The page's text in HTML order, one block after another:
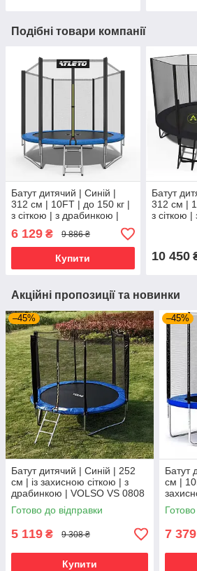
Подібні товари компанії
Батут дитячий | Синій |
312 см | 10FT | до 150 кг |
з сіткою | з драбинкою |
Atleto
6 129 ₴ 9 886 ₴
Купити
Батут
312 см |
з сіткою
10 450
Акційні пропозиції та новинки
–45%
Батут дитячий | Синій | 252
см | із захисною сіткою | з
драбинкою | VOLSO VS 0808
| для дому, дачі та активного
відпочинку
Готово до відправки
5 119 ₴ 9 308 ₴
Купити
–45%
Батут
см |
дому,
7 379